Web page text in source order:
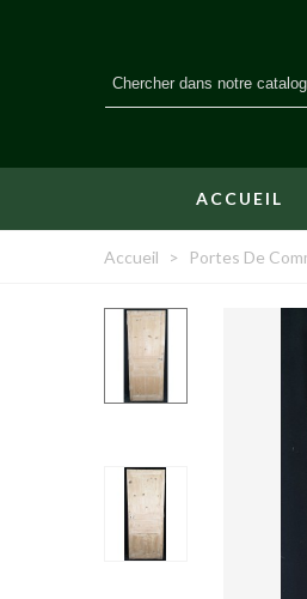
ACCUEIL
Accueil > Portes De